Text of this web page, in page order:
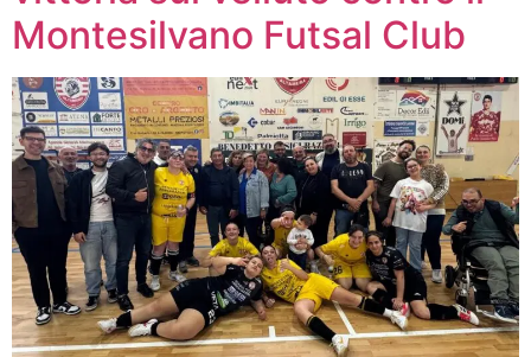
Montesilvano Futsal Club